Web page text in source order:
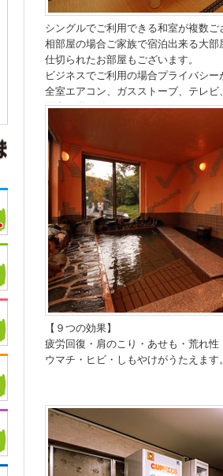
シングルでご利用できる和室が複数ご
相部屋の場合ご家族で宿泊出来る大
仕切られたお部屋もございます。
ビジネスでご利用の場合プライバシ
全室エアコン、ガスストーブ、テレ
面台の備え付けございます。
冷蔵庫は共同の冷蔵庫もしくはお部
す。（ご指定はできませんのでご了承
【９つの効果】
疲労回復・肩のこり・あせも・荒れ
ウマチ・ヒビ・しもやけがうたえます